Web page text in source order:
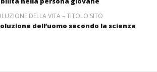
DELLA VITA – TITOLO SITO
dell’uomo secondo la scienza